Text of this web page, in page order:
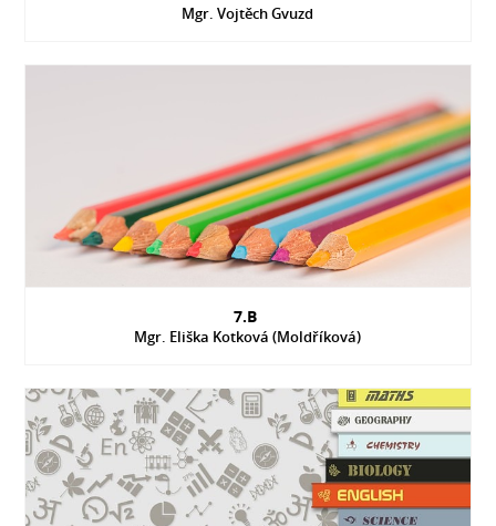
Mgr. Vojtěch Gvuzd
7.B
Mgr. Eliška Kotková (Moldříková)